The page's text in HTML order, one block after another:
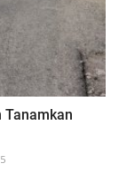
Tanamkan